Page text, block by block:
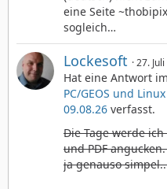
eine Seite
sogleich…
Lockesoft 27.
Hat eine Antwort
PC/GEOS und
09.08.26 verfasst.
Die Tage werde
und PDF
ja genauso